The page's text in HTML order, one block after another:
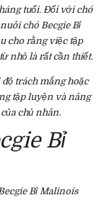
tuổi. Đối với chó
chó Becgie Bỉ
cho rằng việc tập
nhỏ là rất cần thiết.
trách mắng hoặc
tập luyện và nâng
chủ nhân.
Bỉ
Bỉ Malinois